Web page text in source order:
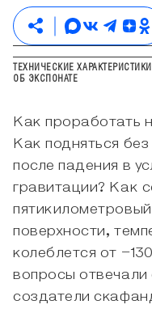
ОБ ЭКСПОНАТЕ
Как проработать
Как подняться
после падения в
гравитации? Как
поверхности,
колеблется от
вопросы
создатели
ТЕХНИЧЕСКИЕ ХАРАКТЕРИСТИКИ